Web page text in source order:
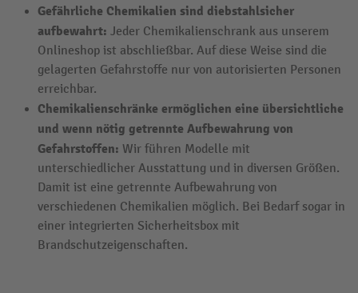
Gefährliche Chemikalien sind diebstahlsicher
aufbewahrt: Jeder Chemikalienschrank aus unserem
Onlineshop ist abschließbar. Auf diese Weise sind die
gelagerten Gefahrstoffe nur von autorisierten Personen
erreichbar.
Chemikalienschränke ermöglichen eine übersichtliche
und wenn nötig getrennte Aufbewahrung von
Gefahrstoffen: Wir führen Modelle mit
unterschiedlicher Ausstattung und in diversen Größen.
Damit ist eine getrennte Aufbewahrung von
verschiedenen Chemikalien möglich. Bei Bedarf sogar in
einer integrierten Sicherheitsbox mit
Brandschutzeigenschaften.